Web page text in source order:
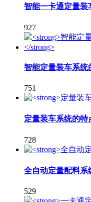
智能一卡通定量装
927
智能定量装车系统
751
定量装车系统的
728
全自动定量配料系
529